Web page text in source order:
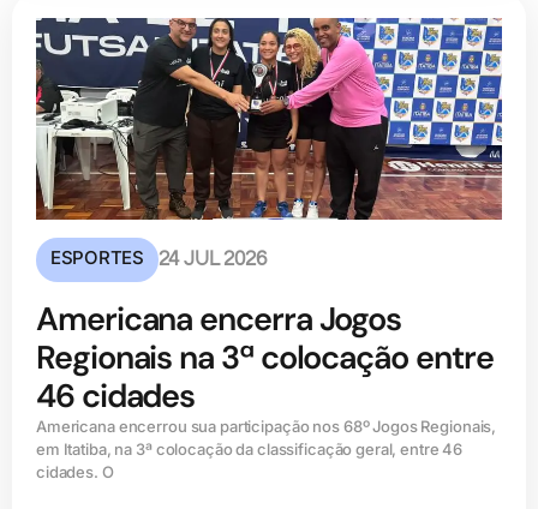
ESPORTES 24 JUL 2026
Americana encerra Jogos
Regionais na 3ª colocação entre
46 cidades
Americana encerrou sua participação nos 68º Jogos Regionais,
em Itatiba, na 3ª colocação da classificação geral, entre 46
cidades. O